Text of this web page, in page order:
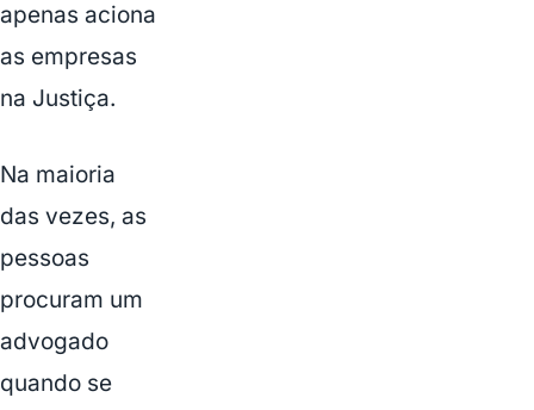
apenas aciona
as empresas
na Justiça.
Na maioria
das vezes, as
pessoas
procuram um
advogado
quando se